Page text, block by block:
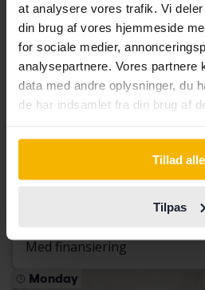
at analysere vores trafik. Vi
din brug af vores hjemmeside
for sociale medier,
analysepartnere. Vores partnere
data med andre oplysninger, du
de har indsamlet fra din brug af
Tillad alle
Tilpas
Testet
Volkswagen Golf
2023
70 860 kilometer
Med finansiering
Monday